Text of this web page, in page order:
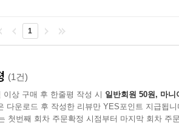
무엇이 여성적이고 무엇이 남성적이라는
지나 ‘우리’의 질문으로 나아가는 이 책을
토 스타(Toronto Star)》
1
(1건)
이상 구매 후 한줄평 작성 시 일반회원 50원, 마니
다운로드 후 작성한 리뷰만 YES포인트 지급됩니
첫번째 회차 주문확정 시점부터 마지막 회차 주